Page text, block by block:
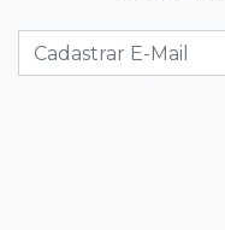
lugar no